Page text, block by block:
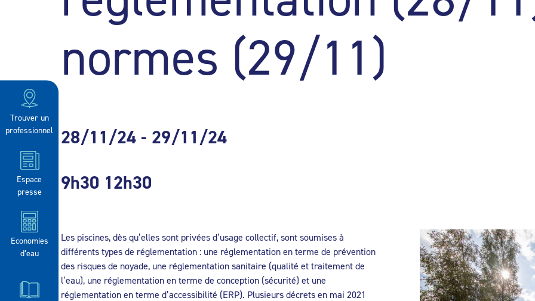
Trouver un
professionnel
Espace
presse
Economies
d’eau
normes (29/11)
28/11/24 - 29/11/24
9h30 12h30
Les piscines, dès qu’elles sont privées d’usage collectif, sont soumises à
différents types de réglementation : une réglementation en terme de prévention
des risques de noyade, une réglementation sanitaire (qualité et traitement de
l’eau), une réglementation en terme de conception (sécurité) et une
réglementation en terme d’accessibilité (ERP). Plusieurs décrets en mai 2021